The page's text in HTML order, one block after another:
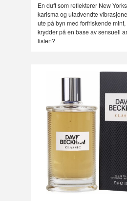
En duft som reflekterer New
karisma og utadvendte
ute på byn med forfriskende
krydder på en base av sensuell
listen?